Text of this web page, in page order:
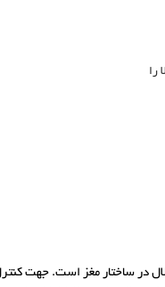
را
مغز است. جهت کنترل